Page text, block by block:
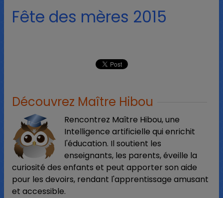
Fête des mères 2015
Découvrez Maître Hibou
Rencontrez Maître Hibou, une
Intelligence artificielle qui enrichit
l'éducation. Il soutient les
enseignants, les parents, éveille la
curiosité des enfants et peut apporter son aide
pour les devoirs, rendant l'apprentissage amusant
et accessible.